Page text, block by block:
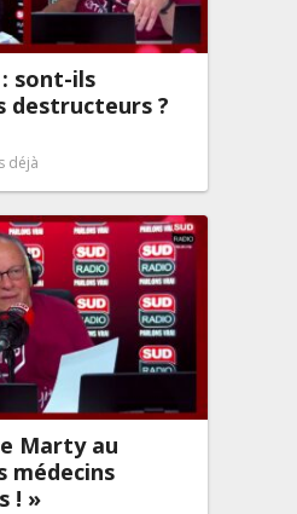
sont-ils
destructeurs ?
déjà
Marty au
médecins
! »